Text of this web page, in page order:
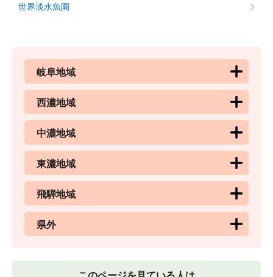
世界淡水魚園
岐阜地域
西濃地域
中濃地域
東濃地域
飛騨地域
県外